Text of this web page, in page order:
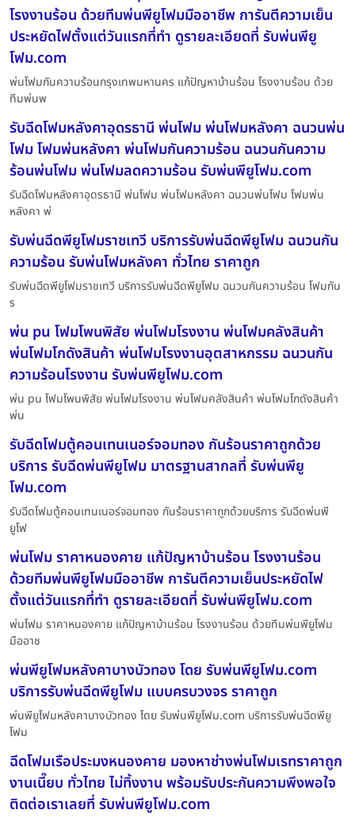
โรงงานร้อน ด้วยทีมพ่นพียูโฟมมืออาชีพ การันตีความเย็น
ประหยัดไฟตั้งแต่วันแรกที่ทำ ดูรายละเอียดที่ รับพ่นพียู
โฟม.com
พ่นโฟมกันความร้อนกรุงเทพมหานคร แก้ปัญหาบ้านร้อน โรงงานร้อน ด้วย
ทีมพ่นพ
รับฉีดโฟมหลังคาอุดรธานี พ่นโฟม พ่นโฟมหลังคา ฉนวนพ่น
โฟม โฟมพ่นหลังคา พ่นโฟมกันความร้อน ฉนวนกันความ
ร้อนพ่นโฟม พ่นโฟมลดความร้อน รับพ่นพียูโฟม.com
รับฉีดโฟมหลังคาอุดรธานี พ่นโฟม พ่นโฟมหลังคา ฉนวนพ่นโฟม โฟมพ่น
หลังคา พ่
รับพ่นฉีดพียูโฟมราชเทวี บริการรับพ่นฉีดพียูโฟม ฉนวนกัน
ความร้อน รับพ่นโฟมหลังคา ทั่วไทย ราคาถูก
รับพ่นฉีดพียูโฟมราชเทวี บริการรับพ่นฉีดพียูโฟม ฉนวนกันความร้อน โฟมกัน
ร
พ่น pu โฟมโพนพิสัย พ่นโฟมโรงงาน พ่นโฟมคลังสินค้า
พ่นโฟมโกดังสินค้า พ่นโฟมโรงงานอุตสาหกรรม ฉนวนกัน
ความร้อนโรงงาน รับพ่นพียูโฟม.com
พ่น pu โฟมโพนพิสัย พ่นโฟมโรงงาน พ่นโฟมคลังสินค้า พ่นโฟมโกดังสินค้า
พ่น
รับฉีดโฟมตู้คอนเทนเนอร์จอมทอง กันร้อนราคาถูกด้วย
บริการ รับฉีดพ่นพียูโฟม มาตรฐานสากลที่ รับพ่นพียู
โฟม.com
รับฉีดโฟมตู้คอนเทนเนอร์จอมทอง กันร้อนราคาถูกด้วยบริการ รับฉีดพ่นพี
ยูโฟ
พ่นโฟม ราคาหนองคาย แก้ปัญหาบ้านร้อน โรงงานร้อน
ด้วยทีมพ่นพียูโฟมมืออาชีพ การันตีความเย็นประหยัดไฟ
ตั้งแต่วันแรกที่ทำ ดูรายละเอียดที่ รับพ่นพียูโฟม.com
พ่นโฟม ราคาหนองคาย แก้ปัญหาบ้านร้อน โรงงานร้อน ด้วยทีมพ่นพียูโฟม
มืออาช
พ่นพียูโฟมหลังคาบางบัวทอง โดย รับพ่นพียูโฟม.com
บริการรับพ่นฉีดพียูโฟม แบบครบวงจร ราคาถูก
พ่นพียูโฟมหลังคาบางบัวทอง โดย รับพ่นพียูโฟม.com บริการรับพ่นฉีดพียู
โฟม
ฉีดโฟมเรือประมงหนองคาย มองหาช่างพ่นโฟมเรทราคาถูก
งานเนี๊ยบ ทั่วไทย ไม่ทิ้งงาน พร้อมรับประกันความพึงพอใจ
ติดต่อเราเลยที่ รับพ่นพียูโฟม.com